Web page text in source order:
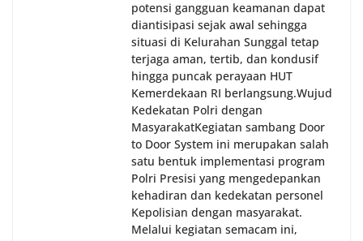
potensi gangguan keamanan dapat
diantisipasi sejak awal sehingga
situasi di Kelurahan Sunggal tetap
terjaga aman, tertib, dan kondusif
hingga puncak perayaan HUT
Kemerdekaan RI berlangsung.‎‎Wujud
Kedekatan Polri dengan
Masyarakat‎Kegiatan sambang Door
to Door System ini merupakan salah
satu bentuk implementasi program
Polri Presisi yang mengedepankan
kehadiran dan kedekatan personel
Kepolisian dengan masyarakat.
Melalui kegiatan semacam ini,